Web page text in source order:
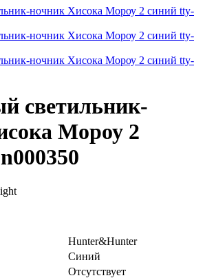
светильник-
Мороу 2
Hunter&Hunter
Синий
Отсутствует